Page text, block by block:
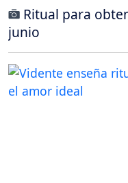
Ritual para
junio